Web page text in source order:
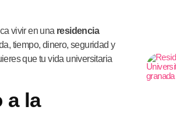
vivir en una residencia
tiempo, dinero, seguridad y
que tu vida universitaria
a la